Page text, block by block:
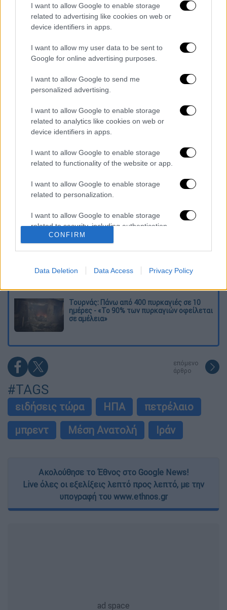
I want to allow Google to enable storage
related to advertising like cookies on web or
device identifiers in apps.
I want to allow my user data to be sent to
Google for online advertising purposes.
I want to allow Google to send me
personalized advertising.
I want to allow Google to enable storage
related to analytics like cookies on web or
device identifiers in apps.
I want to allow Google to enable storage
related to functionality of the website or app.
I want to allow Google to enable storage
related to personalization.
I want to allow Google to enable storage
related to security, including authentication
functionality and fraud prevention, and other
CONFIRM
Data Deletion Data Access Privacy Policy
Τα σχολιά σας δημοσιεύονται άμεσα με δική σας ευθύνη. Το
ΕΘΝΟΣ θα παρεμβαίνει και τα προσβλητικά σχόλια θα
διαγράφονται
καταχώρηση
Διαβάστε ακόμη
O στρατηγός ήταν σχιζοφρενής, εμμονικός,
πλησίαζε τα 75 όταν τον αντάμωσε η δόξα –
Εκείνος που άλλαξε την πορεία της
Ελισάβετ Κωνσταντινίδου στο ethnos.gr:
«Κάθε πόλεμος είναι ένας εμφύλιος, όλοι
είμαστε αδέλφια»
bar για τον θάνατο του 4χρονου στην Πάρο -
Στο «μικροσκόπιο» ο ρόλος του
Τουρνάς: Πάνω από 400 πυρκαγιές σε 10
ημέρες - «Το 90% των πυρκαγιών οφείλεται
σε αμέλεια»
επόμενο
άρθρο
#TAGS
ειδήσεις τώρα ΗΠΑ
πετρέλαιο
μπρεντ
Μέση Ανατολή Ιράν
Ακολούθησε το Έθνος στο Google News!
Live όλες οι εξελίξεις λεπτό προς λεπτό, με την
υπογραφή του www.ethnos.gr